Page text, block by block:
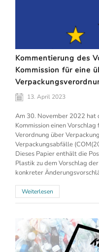
Kommentierung des
Kommission für eine
13. April 2023
Am 30. November 2022 hat
Kommission einen
Verordnung über
Verpackungsabfälle
Dieses Papier enthält die
Plastik zu dem Vorschlag
konkreter
Weiterlesen